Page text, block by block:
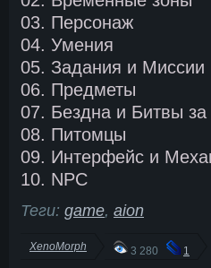
03. Персонаж
04. Умения
05. Задания и Миссии
06. Предметы
07. Бездна и Битвы за
08. Питомцы
09. Интерфейс и
10. NPC
Теги: game, aion
XenoMorph 3 280 1